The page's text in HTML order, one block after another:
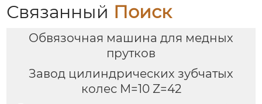
Связанный Поиск
Обвязочная машина для медных
прутков
Завод цилиндрических зубчатых
колес M=10 Z=42